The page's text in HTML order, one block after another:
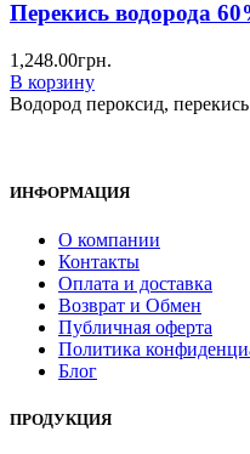
Перекись водорода
1,248.00грн.
В корзину
Водород пероксид,
ИНФОРМАЦИЯ
О компании
Контакты
Оплата и доставка
Возврат и Обмен
Публичная оферта
Политика
Блог
ПРОДУКЦИЯ